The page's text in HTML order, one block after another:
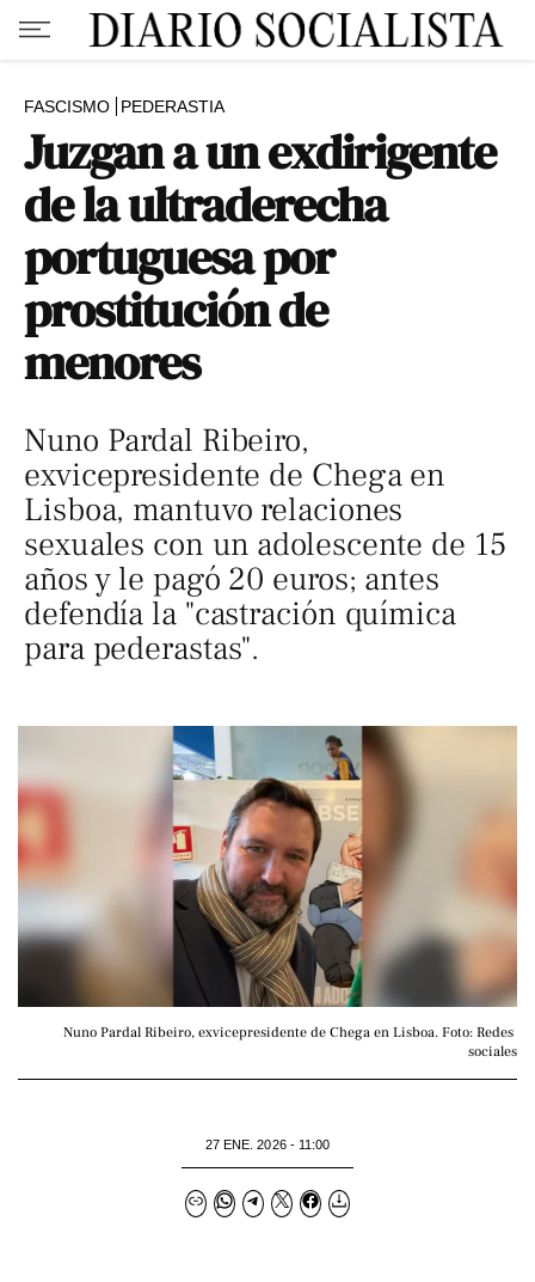
FASCISMO PEDERASTIA
Juzgan a un exdirigente
de la ultraderecha
portuguesa por
prostitución de
menores
Nuno Pardal Ribeiro,
exvicepresidente de Chega en
Lisboa, mantuvo relaciones
sexuales con un adolescente de 15
años y le pagó 20 euros; antes
defendía la "castración química
para pederastas".
Nuno Pardal Ribeiro, exvicepresidente de Chega en Lisboa. Foto: Redes
sociales
27 ENE. 2026 - 11:00